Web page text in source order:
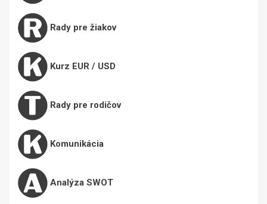
Rady pre žiakov
Kurz EUR / USD
Rady pre rodičov
Komunikácia
Analýza SWOT